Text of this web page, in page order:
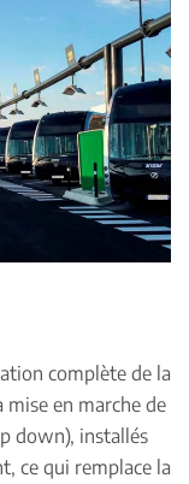
complète de la
mise en marche de
down), installés
ce qui remplace la